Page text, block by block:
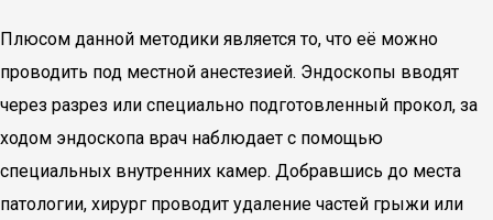
Плюсом данной методики является то, что её можно
проводить под местной анестезией. Эндоскопы вводят
через разрез или специально подготовленный прокол, за
ходом эндоскопа врач наблюдает с помощью
специальных внутренних камер. Добравшись до места
патологии, хирург проводит удаление частей грыжи или